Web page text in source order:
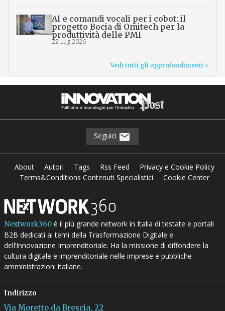
AI e comandi vocali per i cobot: il
progetto Bocia di Omitech per la
produttività delle PMI
22 Lug 2026
Vedi tutti gli approfondimenti >
Seguici
About Autori Tags Rss Feed
Privacy e Cookie Policy
Terms&Conditions Contenuti Specialistici
Cookie Center
Nextwork360è il più grande network in Italia di testate e portali
B2B dedicati ai temi della Trasformazione Digitale e
dell’Innovazione Imprenditoriale. Ha la missione di diffondere la
cultura digitale e imprenditoriale nelle imprese e pubbliche
amministrazioni italiane.
Indirizzo
Via Moretto da Brescia, 22